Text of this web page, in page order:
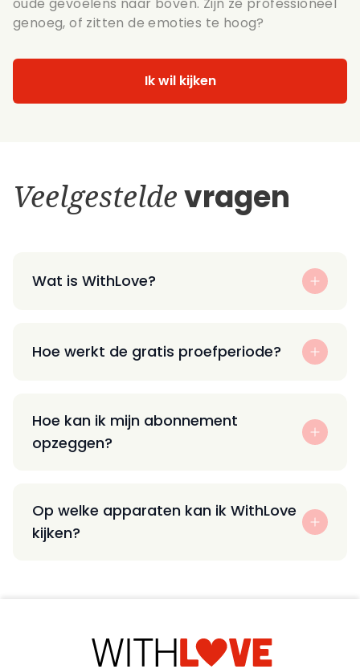
genoeg, of zitten de emoties te hoog?
Ik wil kijken
Veelgesteldevragen
Wat is WithLove?
Hoe werkt de gratis proefperiode?
Hoe kan ik mijn abonnement
opzeggen?
Op welke apparaten kan ik WithLove
kijken?